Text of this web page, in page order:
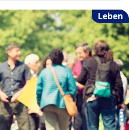
Sicht kann manches
Leben